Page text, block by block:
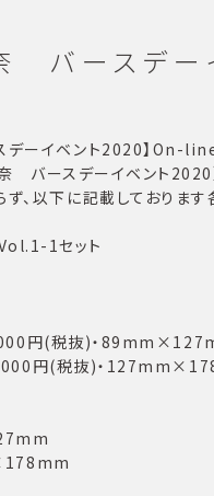
バースデ
デーイベント2020】On-
バースデーイベント2020
、以下に記載しておりま
1セット
円(税抜)・
円(税抜)・